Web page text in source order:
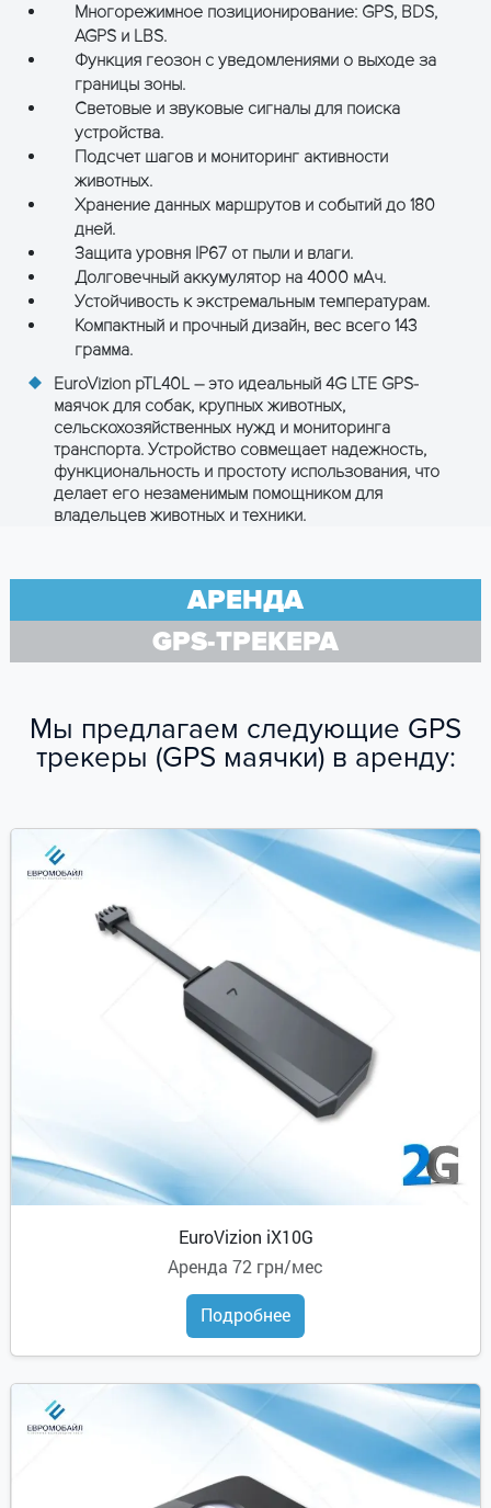
Многорежимное позиционирование: GPS, BDS,
AGPS и LBS.
Функция геозон с уведомлениями о выходе за
границы зоны.
Световые и звуковые сигналы для поиска
устройства.
Подсчет шагов и мониторинг активности
животных.
Хранение данных маршрутов и событий до 180
дней.
Защита уровня IP67 от пыли и влаги.
Долговечный аккумулятор на 4000 мАч.
Устойчивость к экстремальным температурам.
Компактный и прочный дизайн, вес всего 143
грамма.
EuroVizion pTL40L – это идеальный 4G LTE GPS-
маячок для собак, крупных животных,
сельскохозяйственных нужд и мониторинга
транспорта. Устройство совмещает надежность,
функциональность и простоту использования, что
делает его незаменимым помощником для
владельцев животных и техники.
АРЕНДА
GPS-ТРЕКЕРА
Мы предлагаем следующие GPS
трекеры (GPS маячки) в аренду:
EuroVizion iX10G
Аренда 72 грн/мес
Подробнее